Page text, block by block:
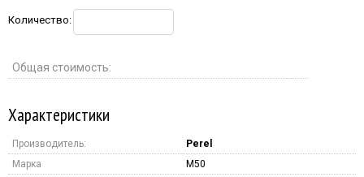
Количество:
Общая стоимость:
Характеристики
Производитель:
Perel
Марка
M50